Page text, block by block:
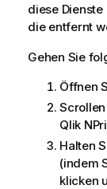
diese
die entfernt
Gehen Sie
Öffnen
Qlik
Halten
(indem
klicken